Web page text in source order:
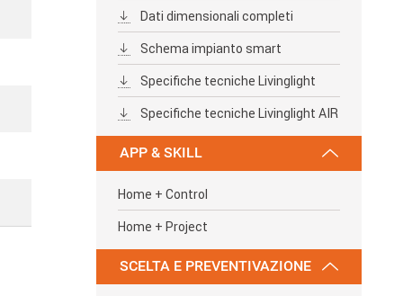
Dati dimensionali completi
Schema impianto smart
Specifiche tecniche Livinglight
Specifiche tecniche Livinglight AIR
APP & SKILL
Home + Control
Home + Project
SCELTA E PREVENTIVAZIONE